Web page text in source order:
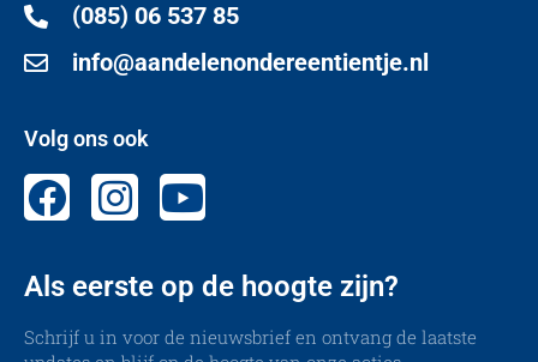
(085) 06 537 85
info@aandelenondereentientje.nl
Volg ons ook
Als eerste op de hoogte zijn?
Schrijf u in voor de nieuwsbrief en ontvang de laatste